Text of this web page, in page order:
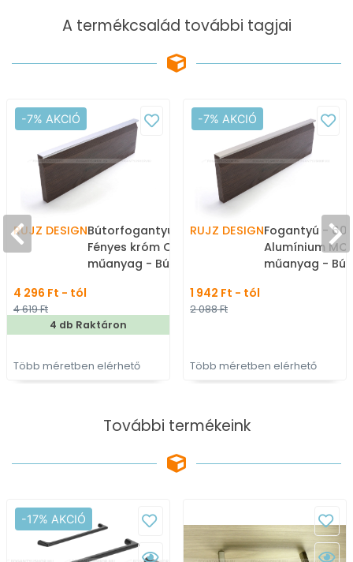
A termékcsalád további tagjai
-7% AKCIÓ
RUJZ DESIGNBútorfogantyú - 609.18 -
Fényes króm Cr - ABS
műanyag - Bútorajtó
4 296 Ft - tól
4 619 Ft
4 db Raktáron
Több méretben elérhető
-7% AKCIÓ
RUJZ DESIGNFogantyú -
Alumínium
műanyag -
1 942 Ft - tól
2 088 Ft
Több méretben elérhető
További termékeink
-17% AKCIÓ